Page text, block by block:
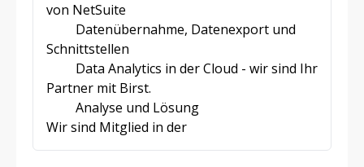
von NetSuite
Datenübernahme, Datenexport und
Schnittstellen
Data Analytics in der Cloud - wir sind Ihr
Partner mit Birst.
Analyse und Lösung
Wir sind Mitglied in der